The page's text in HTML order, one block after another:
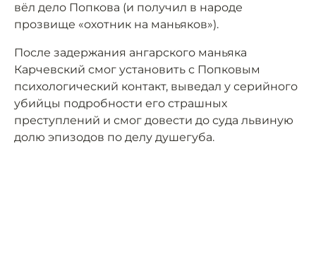
вёл дело Попкова (и получил в народе
прозвище «охотник на маньяков»).
После задержания ангарского маньяка
Карчевский смог установить с Попковым
психологический контакт, выведал у серийного
убийцы подробности его страшных
преступлений и смог довести до суда львиную
долю эпизодов по делу душегуба.